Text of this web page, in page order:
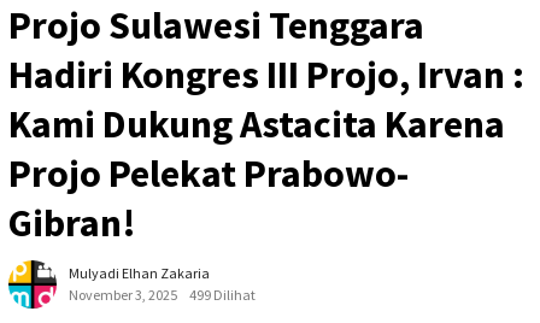
Projo Sulawesi Tenggara
Hadiri Kongres III Projo, Irvan :
Kami Dukung Astacita Karena
Projo Pelekat Prabowo-
Gibran!
Mulyadi Elhan Zakaria
November 3, 2025
499 Dilihat